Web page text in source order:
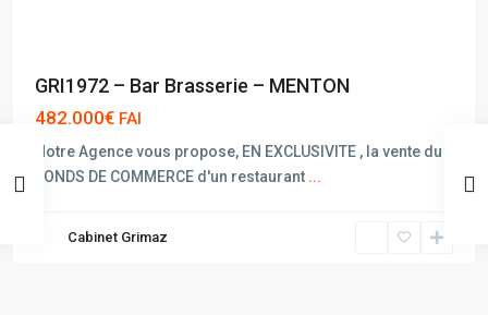
GRI1972 – Bar Brasserie – MENTON
482.000€ FAI
Notre Agence vous propose, EN EXCLUSIVITE , la vente du
FONDS DE COMMERCE d'un restaurant ...
Cabinet Grimaz